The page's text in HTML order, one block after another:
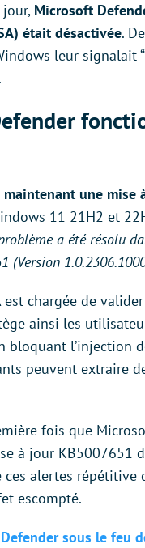
jour, Microsoft
était désactivée.
leur signalait “
une mise
11 21H2 et
a été résolu
(Version
est chargée de
ainsi les
bloquant l’injection
peuvent extraire
fois que
à jour KB5007651
alertes répétitive
escompté.
sous le feu